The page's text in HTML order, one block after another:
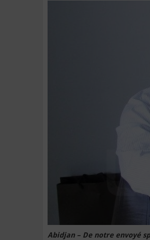
Abidjan – De notre envoyé